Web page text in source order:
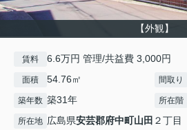
【外観】
賃料 6.6万円 管理/共益費 3,000円
面積 54.76㎡ 間取り
築年数 築31年 所在階
所在地 広島県安芸郡府中町山田 ２丁目